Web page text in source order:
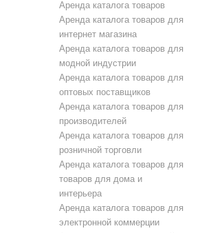
Аренда каталога товаров
Аренда каталога товаров для
интернет магазина
Аренда каталога товаров для
модной индустрии
Аренда каталога товаров для
оптовых поставщиков
Аренда каталога товаров для
производителей
Аренда каталога товаров для
розничной торговли
Аренда каталога товаров для
товаров для дома и
интерьера
Аренда каталога товаров для
электронной коммерции